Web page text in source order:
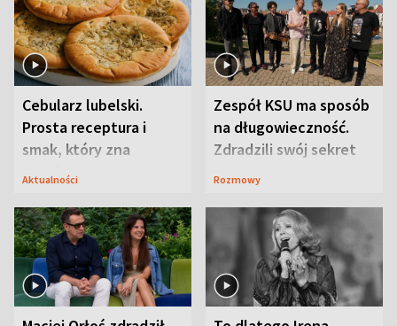
Cebularz lubelski.
Prosta receptura i
smak, który zna
Lubelszczyzna
Aktualności
Zespół KSU ma sposób
na długowieczność.
Zdradzili swój sekret
Rozmowy